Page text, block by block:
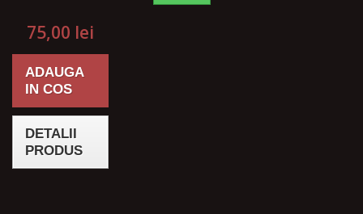
75,00 lei
ADAUGA
IN COS
DETALII
PRODUS